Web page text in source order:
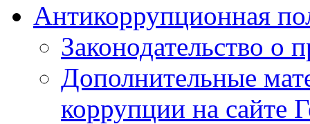
Антикоррупционная
Законодательство о
Дополнительные
коррупции на сайте